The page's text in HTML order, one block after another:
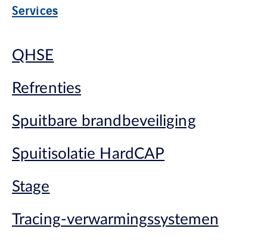
Services
QHSE
Refrenties
Spuitbare brandbeveiliging
Spuitisolatie HardCAP
Stage
Tracing-verwarmingssystemen